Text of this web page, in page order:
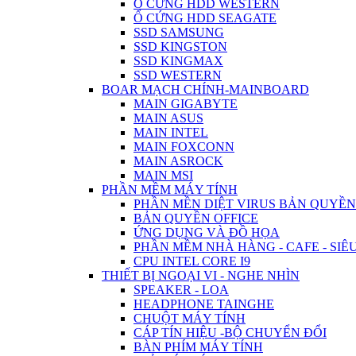
Ổ CỨNG HDD WESTERN
Ổ CỨNG HDD SEAGATE
SSD SAMSUNG
SSD KINGSTON
SSD KINGMAX
SSD WESTERN
BOAR MẠCH CHÍNH-MAINBOARD
MAIN GIGABYTE
MAIN ASUS
MAIN INTEL
MAIN FOXCONN
MAIN ASROCK
MAIN MSI
PHẦN MỀM MÁY TÍNH
PHẦN MỀN DIỆT VIRUS BẢN QUYỀN
BẢN QUYỀN OFFICE
ỨNG DỤNG VÀ ĐỒ HỌA
PHẦN MỀM NHÀ HÀNG - CAFE -
CPU INTEL CORE I9
THIẾT BỊ NGOẠI VI - NGHE NHÌN
SPEAKER - LOA
HEADPHONE TAINGHE
CHUỘT MÁY TÍNH
CÁP TÍN HIỆU -BỘ CHUYỂN ĐỔI
BÀN PHÍM MÁY TÍNH